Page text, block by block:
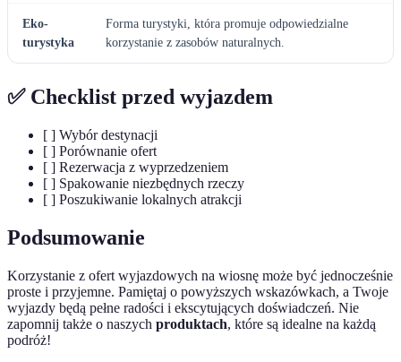
Eko-
turystyka
Forma turystyki, która promuje odpowiedzialne
korzystanie z zasobów naturalnych.
✅ Checklist przed wyjazdem
[ ] Wybór destynacji
[ ] Porównanie ofert
[ ] Rezerwacja z wyprzedzeniem
[ ] Spakowanie niezbędnych rzeczy
[ ] Poszukiwanie lokalnych atrakcji
Podsumowanie
Korzystanie z ofert wyjazdowych na wiosnę może być jednocześnie
proste i przyjemne. Pamiętaj o powyższych wskazówkach, a Twoje
wyjazdy będą pełne radości i ekscytujących doświadczeń. Nie
zapomnij także o naszych produktach, które są idealne na każdą
podróż!